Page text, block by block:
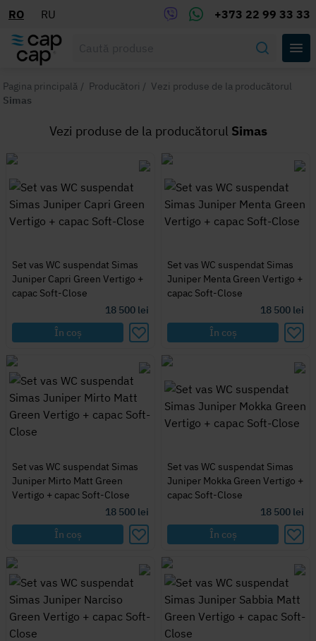
RO RU +373 22 99 33 33
Pagina principală / Producători / Vezi produse de la producătorul
Simas
Vezi produse de la producătorul Simas
Set vas WC suspendat Simas
Juniper Capri Green Vertigo +
capac Soft-Close
18 500 lei
În coș
Set vas WC suspendat Simas
Juniper Menta Green Vertigo +
capac Soft-Close
18 500 lei
În coș
Set vas WC suspendat Simas
Juniper Mirto Matt Green
Vertigo + capac Soft-Close
18 500 lei
În coș
Set vas WC suspendat Simas
Juniper Mokka Green Vertigo +
capac Soft-Close
18 500 lei
În coș